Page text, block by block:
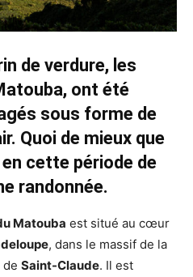
de verdure, les
ont été
sous forme de
Quoi de mieux que
cette période de
randonnée.
Matouba est situé au cœur
, dans le massif de la
de Saint-Claude. Il est